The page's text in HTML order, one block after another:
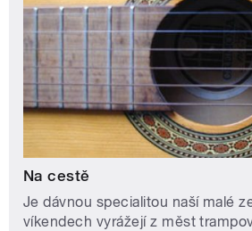
Na cestě
Je dávnou specialitou naší malé
víkendech vyrážejí z měst